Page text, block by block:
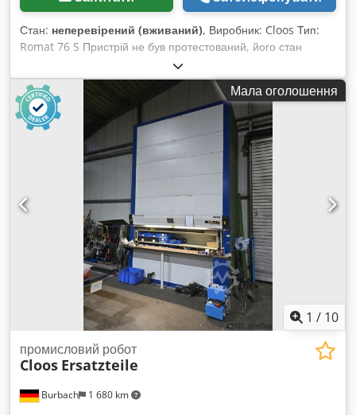
Стан: неперевірений (вживаний), Виробник: Cloos Тип:
Romat 76 S Пристрій не був протестований, його стан
невідомий. Dkjdpjvxqzqsfx Ahujr Продається з
аксесуарами, показаними на фотографії.
Мала оголошення
1 / 10
Burbach 1 680 km
промисловий робот
Cloos Ersatzteile